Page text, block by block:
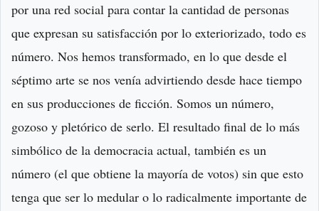
por una red social para contar la cantidad de personas
que expresan su satisfacción por lo exteriorizado, todo es
número. Nos hemos transformado, en lo que desde el
séptimo arte se nos venía advirtiendo desde hace tiempo
en sus producciones de ficción. Somos un número,
gozoso y pletórico de serlo. El resultado final de lo más
simbólico de la democracia actual, también es un
número (el que obtiene la mayoría de votos) sin que esto
tenga que ser lo medular o lo radicalmente importante de